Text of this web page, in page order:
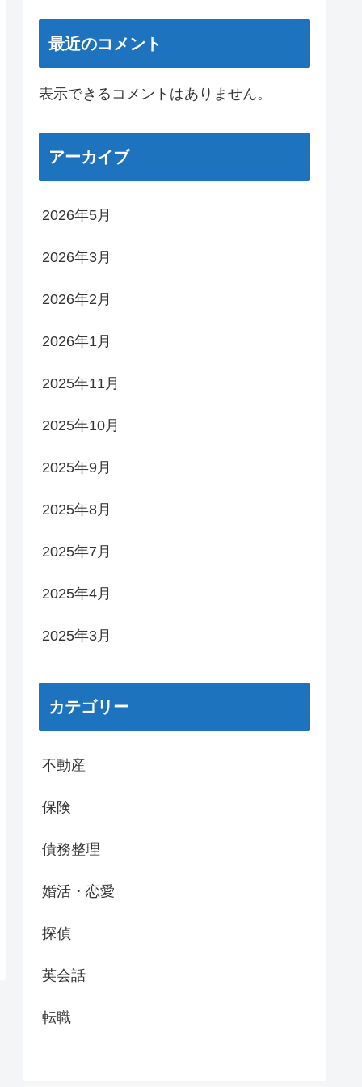
最近のコメント
表示できるコメントはありません。
アーカイブ
2026年5月
2026年3月
2026年2月
2026年1月
2025年11月
2025年10月
2025年9月
2025年8月
2025年7月
2025年4月
2025年3月
カテゴリー
不動産
保険
債務整理
婚活・恋愛
探偵
英会話
転職